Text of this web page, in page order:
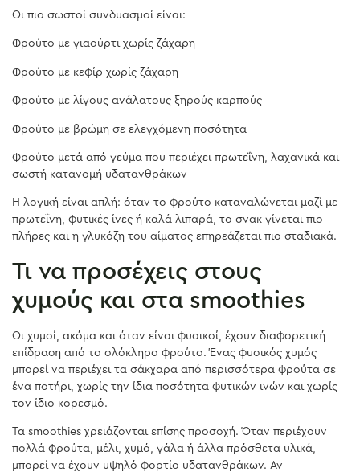
Οι πιο σωστοί συνδυασμοί είναι:
Φρούτο με γιαούρτι χωρίς ζάχαρη
Φρούτο με κεφίρ χωρίς ζάχαρη
Φρούτο με λίγους ανάλατους ξηρούς καρπούς
Φρούτο με βρώμη σε ελεγχόμενη ποσότητα
Φρούτο μετά από γεύμα που περιέχει πρωτεΐνη, λαχανικά και
σωστή κατανομή υδατανθράκων
Η λογική είναι απλή: όταν το φρούτο καταναλώνεται μαζί με
πρωτεΐνη, φυτικές ίνες ή καλά λιπαρά, το σνακ γίνεται πιο
πλήρες και η γλυκόζη του αίματος επηρεάζεται πιο σταδιακά.
Τι να προσέχεις στους
χυμούς και στα smoothies
Οι χυμοί, ακόμα και όταν είναι φυσικοί, έχουν διαφορετική
επίδραση από το ολόκληρο φρούτο. Ένας φυσικός χυμός
μπορεί να περιέχει τα σάκχαρα από περισσότερα φρούτα σε
ένα ποτήρι, χωρίς την ίδια ποσότητα φυτικών ινών και χωρίς
τον ίδιο κορεσμό.
Τα smoothies χρειάζονται επίσης προσοχή. Όταν περιέχουν
πολλά φρούτα, μέλι, χυμό, γάλα ή άλλα πρόσθετα υλικά,
μπορεί να έχουν υψηλό φορτίο υδατανθράκων. Αν